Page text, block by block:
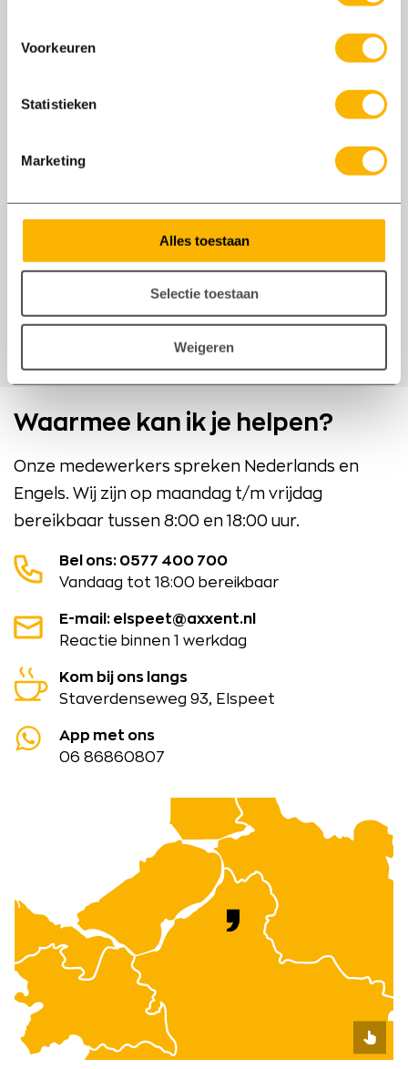
Voorkeuren
Statistieken
Marketing
Alles toestaan
Selectie toestaan
Weigeren
2020
Hoe gaat Axxent Groep om met het
De piek van het coronavirus ligt gelukkig al
gehad. Hoe gaan wij op dit moment om met de
huidige omstandigheden?
Bekijk meer artikelen
Waarmee kan ik je helpen?
Onze medewerkers spreken Nederlands en
Engels. Wij zijn op maandag t/m vrijdag
bereikbaar tussen 8:00 en 18:00 uur.
Bel ons: 0577 400 700
Vandaag tot 18:00 bereikbaar
E-mail: elspeet@axxent.nl
Reactie binnen 1 werkdag
Kom bij ons langs
Staverdenseweg 93, Elspeet
App met ons
06 86860807